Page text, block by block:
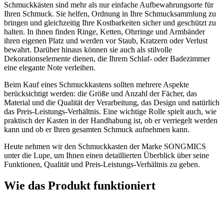
Schmuckkästen sind mehr als nur einfache Aufbewahrungsorte für
Ihren Schmuck. Sie helfen, Ordnung in Ihre Schmucksammlung zu
bringen und gleichzeitig Ihre Kostbarkeiten sicher und geschützt zu
halten. In ihnen finden Ringe, Ketten, Ohrringe und Armbänder
ihren eigenen Platz und werden vor Staub, Kratzern oder Verlust
bewahrt. Darüber hinaus können sie auch als stilvolle
Dekorationselemente dienen, die Ihrem Schlaf- oder Badezimmer
eine elegante Note verleihen.
Beim Kauf eines Schmuckkastens sollten mehrere Aspekte
berücksichtigt werden: die Größe und Anzahl der Fächer, das
Material und die Qualität der Verarbeitung, das Design und natürlich
das Preis-Leistungs-Verhältnis. Eine wichtige Rolle spielt auch, wie
praktisch der Kasten in der Handhabung ist, ob er verriegelt werden
kann und ob er Ihren gesamten Schmuck aufnehmen kann.
Heute nehmen wir den Schmuckkasten der Marke SONGMICS
unter die Lupe, um Ihnen einen detaillierten Überblick über seine
Funktionen, Qualität und Preis-Leistungs-Verhältnis zu geben.
Wie das Produkt funktioniert